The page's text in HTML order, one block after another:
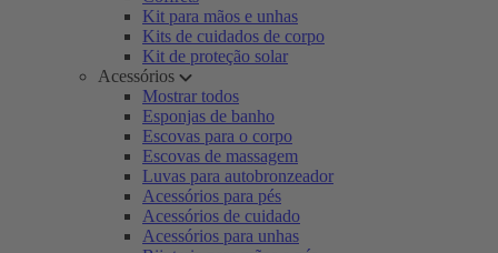
Kit para mãos e unhas
Kits de cuidados de corpo
Kit de proteção solar
Acessórios
Mostrar todos
Esponjas de banho
Escovas para o corpo
Escovas de massagem
Luvas para autobronzeador
Acessórios para pés
Acessórios de cuidado
Acessórios para unhas